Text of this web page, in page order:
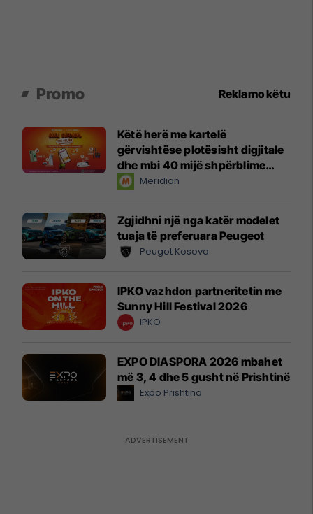
Promo Reklamo këtu
Këtë herë me kartelë
gërvishtëse plotësisht digjitale
dhe mbi 40 mijë shpërblime
instant!Meridian
Zgjidhni një nga katër modelet
tuaja të preferuara Peugeot
Peugot Kosova
IPKO vazhdon partneritetin me
Sunny Hill Festival 2026
IPKO
EXPO DIASPORA 2026 mbahet
më 3, 4 dhe 5 gusht në Prishtinë
Expo Prishtina